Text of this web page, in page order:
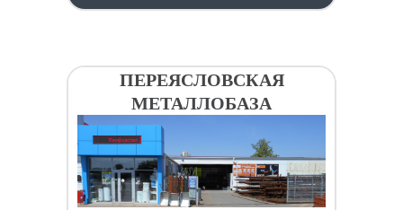
ПЕРЕЯСЛОВСКАЯ
МЕТАЛЛОБАЗА